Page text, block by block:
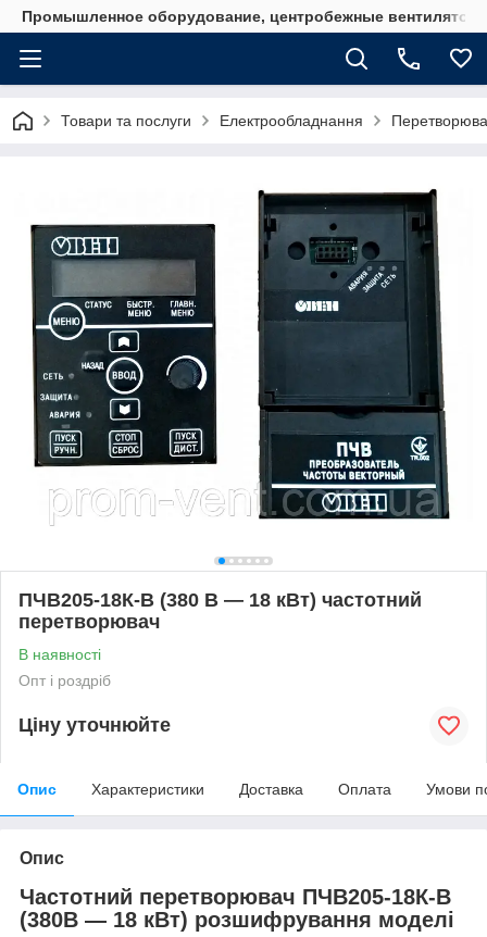
Промышленное оборудование, центробежные
Товари та послуги Електрообладнання
ПЧВ205-18К-В (380 В — 18 кВт) частотний
перетворювач
В наявності
Опт і роздріб
Ціну уточнюйте
Опис Характеристики Доставка Оплата Умови
Опис
Частотний перетворювач ПЧВ205-18К-В
(380В — 18 кВт) розшифрування моделі